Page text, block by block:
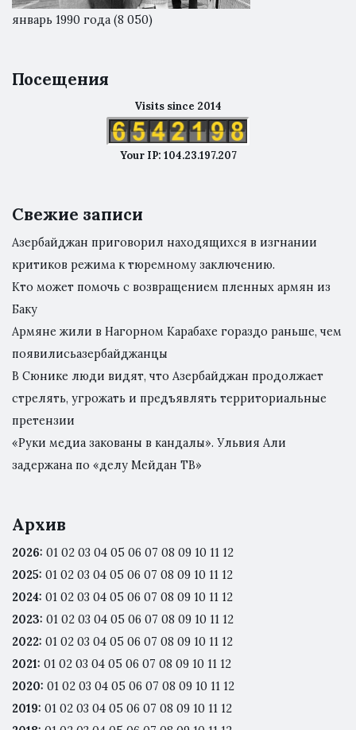
январь 1990 года (8 050)
Посещения
Visits since 2014
Your IP: 104.23.197.207
Свежие записи
Азербайджан приговорил находящихся в изгнании
критиков режима к тюремному заключению.
Кто может помочь с возвращением пленных армян из
Баку
Армяне жили в Нагорном Карабахе гораздо раньше, чем
появилисьазербайджанцы
В Сюнике люди видят, что Азербайджан продолжает
стрелять, угрожать и предъявлять территориальные
претензии
«Руки медиа закованы в кандалы». Ульвия Али
задержана по «делу Мейдан ТВ»
Архив
2026: 01 02 03 04 05 06 07 08 09 10 11 12
2025: 01 02 03 04 05 06 07 08 09 10 11 12
2024: 01 02 03 04 05 06 07 08 09 10 11 12
2023: 01 02 03 04 05 06 07 08 09 10 11 12
2022: 01 02 03 04 05 06 07 08 09 10 11 12
2021: 01 02 03 04 05 06 07 08 09 10 11 12
2020: 01 02 03 04 05 06 07 08 09 10 11 12
2019: 01 02 03 04 05 06 07 08 09 10 11 12